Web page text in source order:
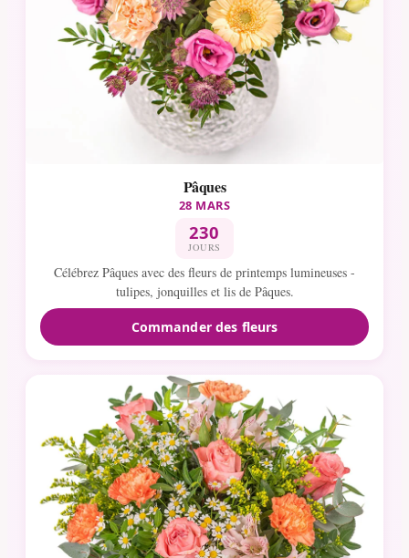
Pâques
28 MARS
230
JOURS
Célébrez Pâques avec des fleurs de printemps lumineuses -
tulipes, jonquilles et lis de Pâques.
Commander des fleurs